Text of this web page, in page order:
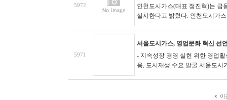
5972
인천도시가스(대표 정진혁)는 금
실시한다고 밝혔다. 인천도시가
5971
서울도시가스, 영업문화 혁신 선
- 지속성장 경영 실현 위한 영업
응, 도시재생 수요 발굴 서울도시
이